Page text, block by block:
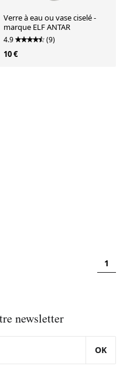
Verre à eau ou vase ciselé -
marque ELF ANTAR
4.9 (9)
10 €
1
newsletter
OK